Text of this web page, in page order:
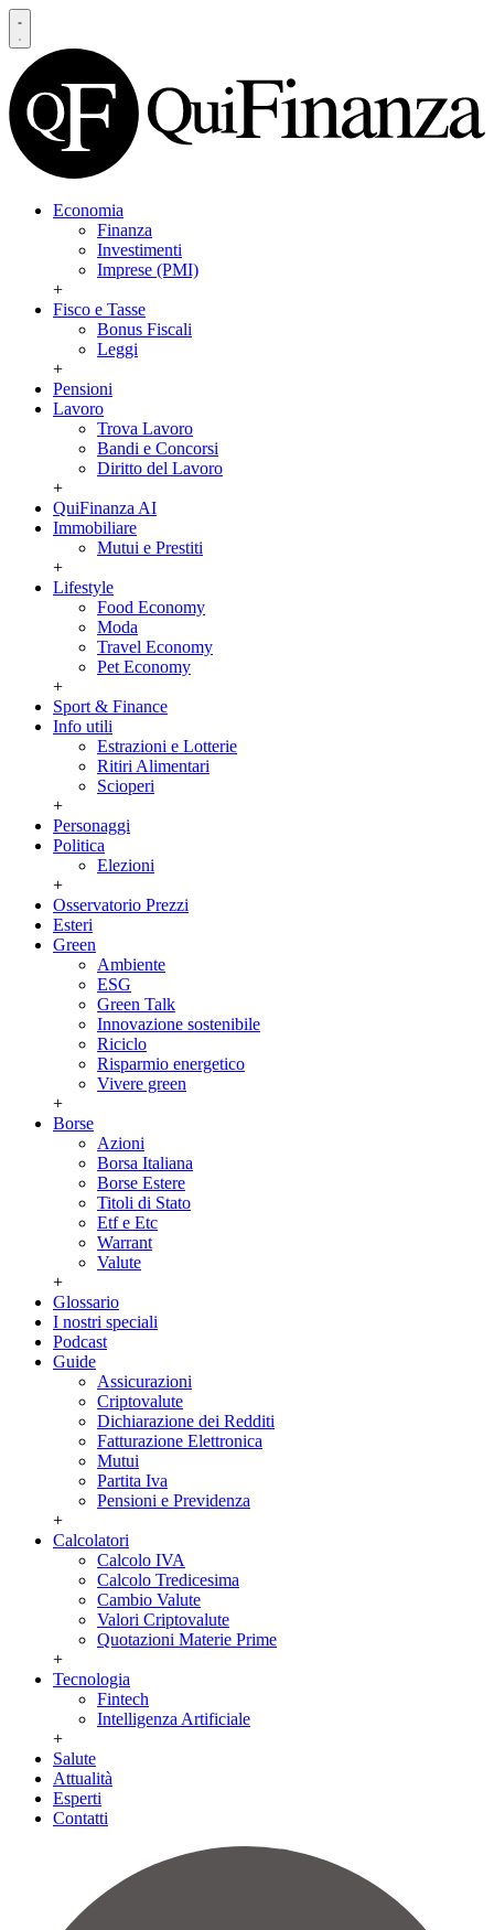
Economia
Finanza
Investimenti
Imprese (PMI)
+
Fisco e Tasse
Bonus Fiscali
Leggi
+
Pensioni
Lavoro
Trova Lavoro
Bandi e Concorsi
Diritto del Lavoro
+
QuiFinanza AI
Immobiliare
Mutui e Prestiti
+
Lifestyle
Food Economy
Moda
Travel Economy
Pet Economy
+
Sport & Finance
Info utili
Estrazioni e Lotterie
Ritiri Alimentari
Scioperi
+
Personaggi
Politica
Elezioni
+
Osservatorio Prezzi
Esteri
Green
Ambiente
ESG
Green Talk
Innovazione sostenibile
Riciclo
Risparmio energetico
Vivere green
+
Borse
Azioni
Borsa Italiana
Borse Estere
Titoli di Stato
Etf e Etc
Warrant
Valute
+
Glossario
I nostri speciali
Podcast
Guide
Assicurazioni
Criptovalute
Dichiarazione dei Redditi
Fatturazione Elettronica
Mutui
Partita Iva
Pensioni e Previdenza
+
Calcolatori
Calcolo IVA
Calcolo Tredicesima
Cambio Valute
Valori Criptovalute
Quotazioni Materie Prime
+
Tecnologia
Fintech
Intelligenza Artificiale
+
Salute
Attualità
Esperti
Contatti